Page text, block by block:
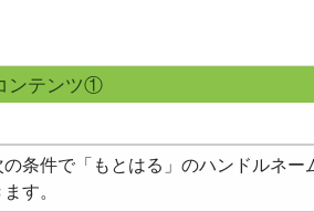
ンテンツ①
の条件で「もとはる」のハンドルネー
ます。